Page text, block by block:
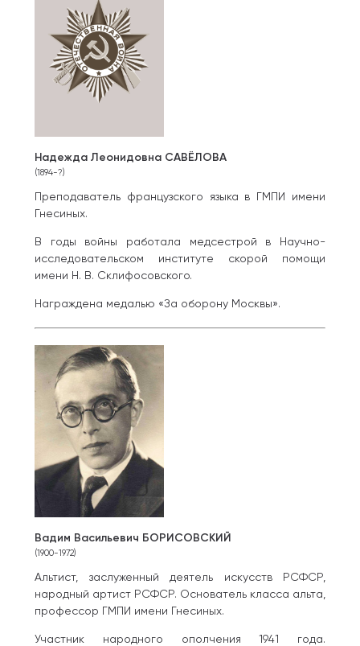
Надежда Леонидовна САВЁЛОВА
(1894-?)
Преподаватель французского языка в ГМПИ имени
Гнесиных.
В годы войны работала медсестрой в Научно-
исследовательском институте скорой помощи
имени Н. В. Склифосовского.
Награждена медалью «За оборону Москвы».
Вадим Васильевич БОРИСОВСКИЙ
(1900-1972)
Альтист, заслуженный деятель искусств РСФСР,
народный артист РСФСР. Основатель класса альта,
профессор ГМПИ имени Гнесиных.
Участник народного ополчения 1941 года.